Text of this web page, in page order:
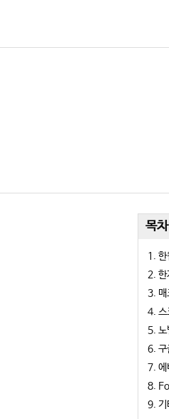
목차
한
한
스
노
구
에
기